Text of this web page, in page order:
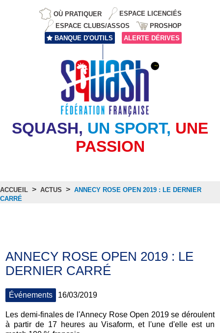
OÙ PRATIQUER
ESPACE LICENCIÉS
ESPACE CLUBS/ASSOS
PROSHOP
BANQUE D'OUTILS
ALERTE DÉRIVES
SQUASH, UN SPORT, UNE
PASSION
ACCUEIL > ACTUS > ANNECY ROSE OPEN 2019 : LE DERNIER
CARRÉ
ANNECY ROSE OPEN 2019 : LE
DERNIER CARRÉ
Événements 16/03/2019
Les demi-finales de l'Annecy Rose Open 2019 se déroulent
à partir de 17 heures au Visaform, et l'une d'elle est un